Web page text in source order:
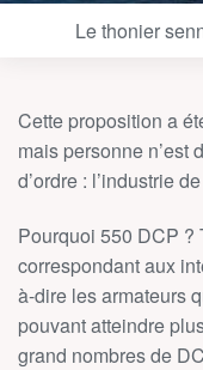
Le thonier
Cette proposition a
mais personne n’est
d’ordre : l’industrie
Pourquoi 550 DCP ?
correspondant aux
à-dire les armateurs
pouvant atteindre
grand nombres de